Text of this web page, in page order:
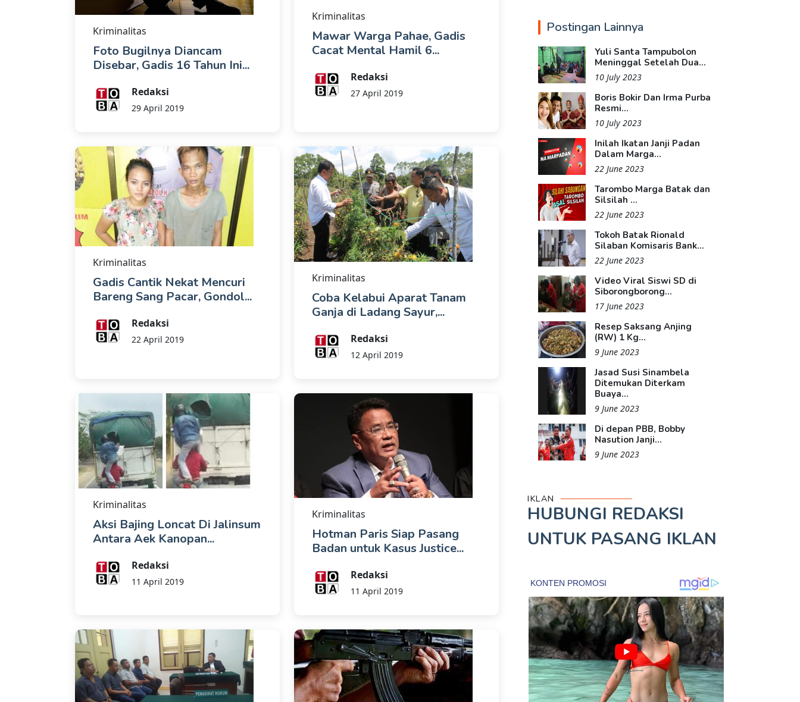
Kriminalitas
Foto Bugilnya Diancam
Disebar, Gadis 16 Tahun Ini...
Redaksi
29 April 2019
Kriminalitas
Mawar Warga Pahae, Gadis
Cacat Mental Hamil 6...
Redaksi
27 April 2019
Kriminalitas
Gadis Cantik Nekat Mencuri
Bareng Sang Pacar, Gondol...
Redaksi
22 April 2019
Kriminalitas
Coba Kelabui Aparat Tanam
Ganja di Ladang Sayur,...
Redaksi
12 April 2019
Kriminalitas
Aksi Bajing Loncat Di Jalinsum
Antara Aek Kanopan...
Redaksi
11 April 2019
Kriminalitas
Hotman Paris Siap Pasang
Badan untuk Kasus Justice...
Redaksi
11 April 2019
Postingan Lainnya
Yuli Santa Tampubolon
Meninggal Setelah Dua...
10 July 2023
Boris Bokir Dan Irma Purba
Resmi...
10 July 2023
Inilah Ikatan Janji Padan
Dalam Marga...
22 June 2023
Tarombo Marga Batak dan
Silsilah ...
22 June 2023
Tokoh Batak Rionald
Silaban Komisaris Bank...
22 June 2023
Video Viral Siswi SD di
Siborongborong...
17 June 2023
Resep Saksang Anjing
(RW) 1 Kg...
9 June 2023
Jasad Susi Sinambela
Ditemukan Diterkam
Buaya...
9 June 2023
Di depan PBB, Bobby
Nasution Janji...
9 June 2023
IKLAN
HUBUNGI REDAKSI
UNTUK PASANG IKLAN